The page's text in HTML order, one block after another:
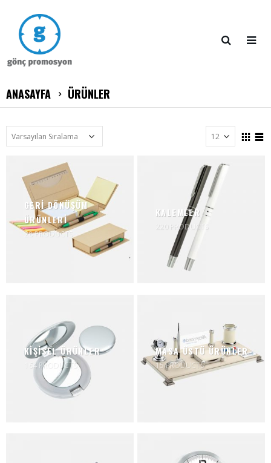
ANASAYFA ÜRÜNLER
GERİ DÖNÜŞÜM
ÜRÜNLERİ
28PRODUCTS
KALEMLER
PRODUCTS
KİŞİSEL ÜRÜNLER
164 PRODUCTS
MASA ÜSTÜ ÜRÜNLER
15PRODUCTS